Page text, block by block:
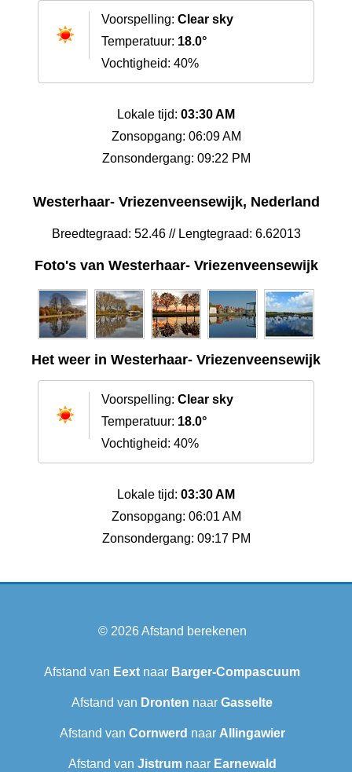
Voorspelling: Clear sky
Temperatuur: 18.0°
Vochtigheid: 40%
Lokale tijd: 03:30 AM
Zonsopgang: 06:09 AM
Zonsondergang: 09:22 PM
Westerhaar- Vriezenveensewijk, Nederland
Breedtegraad: 52.46 // Lengtegraad: 6.62013
Foto's van Westerhaar- Vriezenveensewijk
Het weer in Westerhaar- Vriezenveensewijk
Voorspelling: Clear sky
Temperatuur: 18.0°
Vochtigheid: 40%
Lokale tijd: 03:30 AM
Zonsopgang: 06:01 AM
Zonsondergang: 09:17 PM
© 2026Afstand berekenen
Afstand van Eext naar Barger-Compascuum
Afstand van Dronten naar Gasselte
Afstand van Cornwerd naar Allingawier
Afstand van Jistrumnaar Earnewald